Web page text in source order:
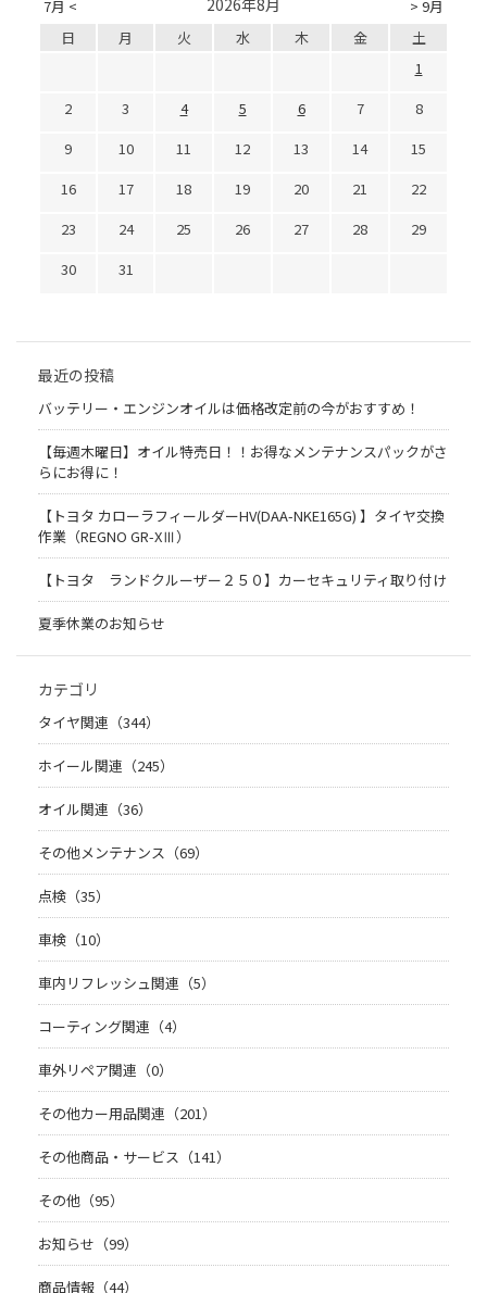
7月 < > 9月
2026年8月
日 月 火 水 木 金
土
1
2
3 4 5 6 7
8
9
10 11 12 13 14
15
16
17 18 19 20 21
22
23
24 25 26 27 28
29
30
31
最近の投稿
バッテリー・エンジンオイルは価格改定前の今がおすすめ！
【毎週木曜日】オイル特売日！！お得なメンテナンスパックがさ
らにお得に！
【トヨタ カローラフィールダーHV(DAA-NKE165G) 】タイヤ交換
作業（REGNO GR-XⅢ）
【トヨタ ランドクルーザー２５０】カーセキュリティ取り付け
夏季休業のお知らせ
カテゴリ
タイヤ関連（344）
ホイール関連（245）
オイル関連（36）
その他メンテナンス（69）
点検（35）
車検（10）
車内リフレッシュ関連（5）
コーティング関連（4）
車外リペア関連（0）
その他カー用品関連（201）
その他商品・サービス（141）
その他（95）
お知らせ（99）
商品情報（44）